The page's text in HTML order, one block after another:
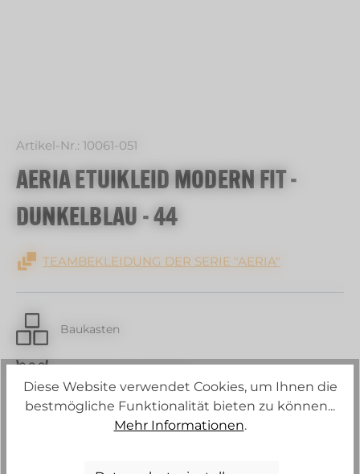
Artikel-Nr.: 10061-051
AERIA ETUIKLEID MODERN FIT -
DUNKELBLAU - 44
TEAMBEKLEIDUNG DER SERIE "AERIA"
Baukasten
Strech
Diese Website verwendet Cookies, um Ihnen die
bestmögliche Funktionalität bieten zu können...
Mehr Informationen.